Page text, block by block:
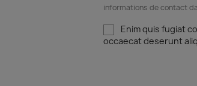
informations de contact
Enim quis fugiat
occaecat deserunt